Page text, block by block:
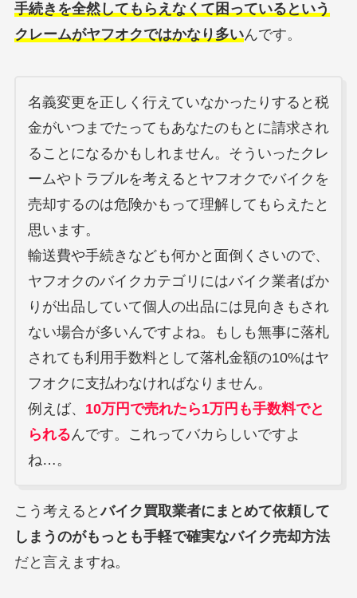
手続きを全然してもらえなくて困っているという
クレームがヤフオクではかなり多いんです。
名義変更を正しく行えていなかったりすると税
金がいつまでたってもあなたのもとに請求され
ることになるかもしれません。そういったクレ
ームやトラブルを考えるとヤフオクでバイクを
売却するのは危険かもって理解してもらえたと
思います。
輸送費や手続きなども何かと面倒くさいので、
ヤフオクのバイクカテゴリにはバイク業者ばか
りが出品していて個人の出品には見向きもされ
ない場合が多いんですよね。もしも無事に落札
されても利用手数料として落札金額の10%はヤ
フオクに支払わなければなりません。
例えば、 10万円で売れたら1万円も手数料でと
られるんです。これってバカらしいですよ
ね…。
こう考えるとバイク買取業者にまとめて依頼して
しまうのがもっとも手軽で確実なバイク売却方法
だと言えますね。